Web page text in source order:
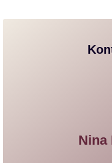
Nina